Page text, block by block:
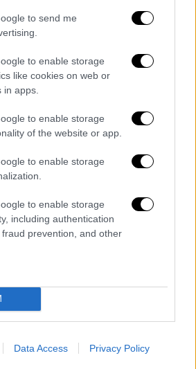
to send me
to enable storage
like cookies on web or
apps.
to enable storage
of the website or app.
to enable storage
to enable storage
including authentication
prevention, and other
Data Access Privacy Policy
στο περιθώριο της
οΠορτογάλος αρχηγός
απευθύνθηκε μέσα από
video προς τον κόσμο του
στο τέλος του
. Ένας
Σας περιμένω όλους
τα λόγια του.